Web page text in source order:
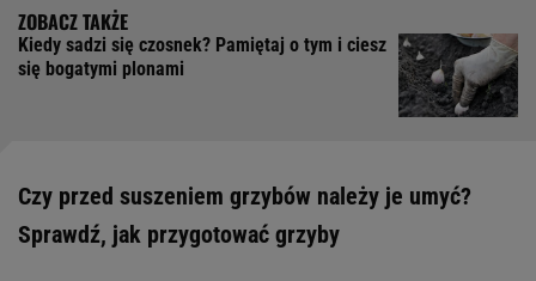
Kiedy sadzi się czosnek? Pamiętaj o tym i ciesz
się bogatymi plonami
Czy przed suszeniem grzybów należy je umyć?
Sprawdź, jak przygotować grzyby